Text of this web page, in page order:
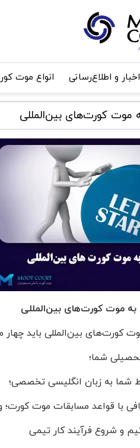
اخبار و اطلاع‌رسانی انواع موت
موت کورت‌های بین‌المللی
به موت کورت‌های بین‌المللی
کورت‌های بین‌المللی باید چهار
شما؛
شما به زبان انگلیسی تخصصی؛
با قواعد مسابقات موت کورت؛
و شروع فرآیند کار تیمی